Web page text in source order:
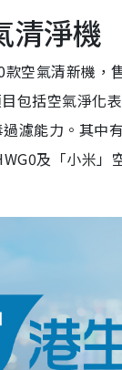
清淨機
款空氣清新機，
包括空氣淨化
濾能力。其中
及「小米」